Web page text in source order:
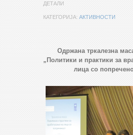
ДЕТАЛИ
КАТЕГОРИЈА: АКТИВНОСТИ
Одржана тркалезна
„Политики и практики за
лица со